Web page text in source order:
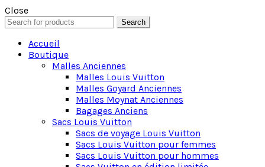
Close
Search
for:
Search
Accueil
Boutique
Malles Anciennes
Malles Louis Vuitton
Malles Goyard Anciennes
Malles Moynat Anciennes
Bagages Anciens
Sacs Louis Vuitton
Sacs de voyage Louis Vuitton
Sacs Louis Vuitton pour femmes
Sacs Louis Vuitton pour hommes